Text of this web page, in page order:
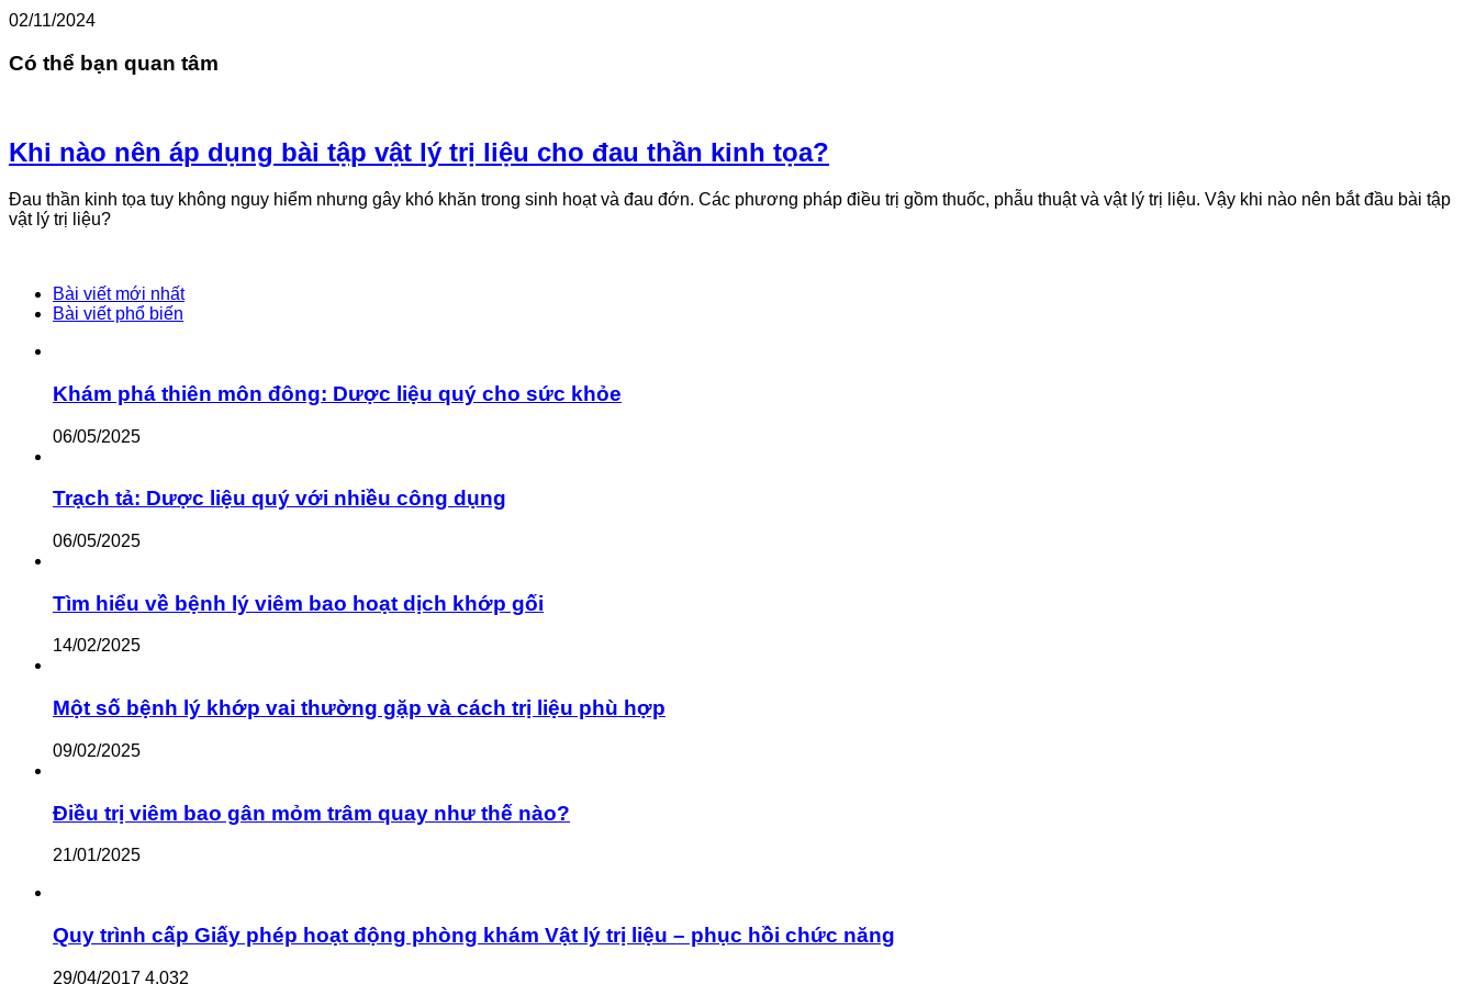
02/11/2024
Có thể bạn quan tâm
Khi nào nên áp dụng bài tập vật lý trị liệu cho đau thần kinh tọa?
Đau thần kinh tọa tuy không nguy hiểm nhưng gây khó khăn trong sinh hoạt và đau đớn. Các phương pháp điều trị gồm thuốc, phẫu thuật và vật lý trị liệu. Vậy khi nào nên bắt đầu bài tập
vật lý trị liệu?
Bài viết mới nhất
Bài viết phổ biến
Khám phá thiên môn đông: Dược liệu quý cho sức khỏe
06/05/2025
Trạch tả: Dược liệu quý với nhiều công dụng
06/05/2025
Tìm hiểu về bệnh lý viêm bao hoạt dịch khớp gối
14/02/2025
Một số bệnh lý khớp vai thường gặp và cách trị liệu phù hợp
09/02/2025
Điều trị viêm bao gân mỏm trâm quay như thế nào?
21/01/2025
Quy trình cấp Giấy phép hoạt động phòng khám Vật lý trị liệu – phục hồi chức năng
29/04/2017 4,032